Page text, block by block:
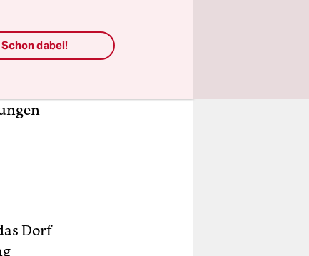
schnell
Dorf
Schon dabei!